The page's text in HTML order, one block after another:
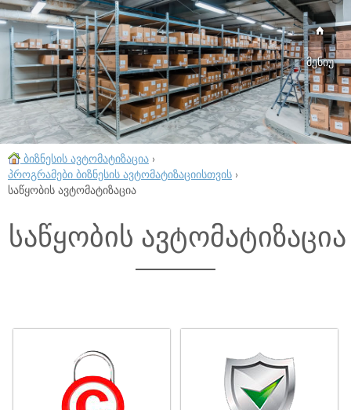
მენიუ
ბიზნესის ავტომატიზაცია ›
პროგრამები ბიზნესის ავტომატიზაციისთვის ›
საწყობის ავტომატიზაცია
საწყობის ავტომატიზაცია